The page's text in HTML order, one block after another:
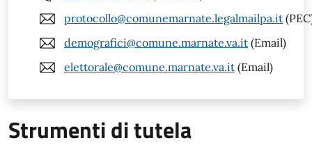
protocollo@comunemarnate.legalmailpa.it
demografici@comune.marnate.va.it (Email)
elettorale@comune.marnate.va.it (Email)
Strumenti di tutela